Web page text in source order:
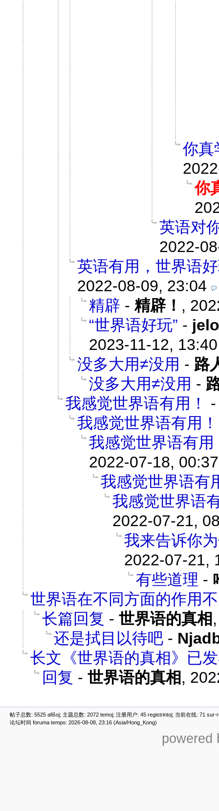
你真
你
英语对
2022-
英语有用，世界语
2022-08-09, 23:04
精辟 - 精辟！ ,
“世界语好玩” -
2023-11-12, 13:40
没多大用≠没用 - 路
没多大用≠没用 -
我感觉世界语有用！
我感觉世界语有用！
我感觉世界语有用
2022-07-18, 00:37
我感觉世界语有
我感觉世界语
2022-07-21,
我来告诉你
2022-07-21,
有些道理 -
世界语在不同方面的作用
长篇回复 - 世界语的真相
还是拭目以待吧 -
长文《世界语的真相》已
回复 - 世界语的真相 ,
帖子总数: 5525 afiŝoj; 主题总数: 2072 temoj; 注册用户: 45 registrintoj; 当前在线: 71
论坛时间 foruma tempo: 2026-08-08, 23:16 (Asia/Hong_Kong)
powered